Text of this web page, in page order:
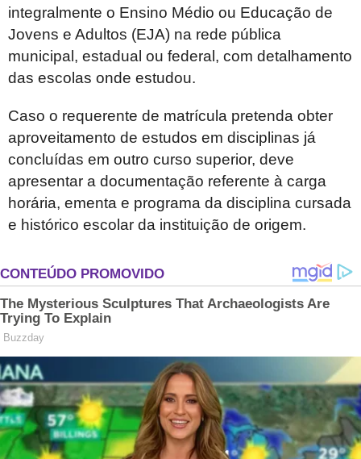
integralmente o Ensino Médio ou Educação de
Jovens e Adultos (EJA) na rede pública
municipal, estadual ou federal, com detalhamento
das escolas onde estudou.
Caso o requerente de matrícula pretenda obter
aproveitamento de estudos em disciplinas já
concluídas em outro curso superior, deve
apresentar a documentação referente à carga
horária, ementa e programa da disciplina cursada
e histórico escolar da instituição de origem.